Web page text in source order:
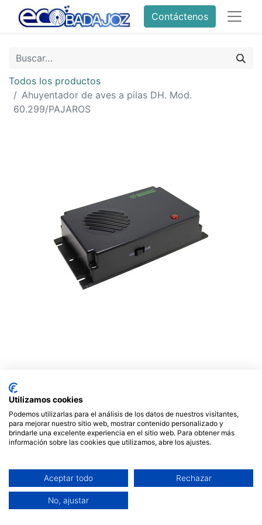
Contáctenos
Todos los productos
Ahuyentador de aves a pilas DH. Mod.
60.299/PAJAROS
Ahuyentador de aves a pilas
DH. Mod. 60.299/PAJAROS
34,99€
Reciba una notificación cuando vuelva a estar
disponible
Utilizamos cookies
Podemos utilizarlas para el análisis de los datos de nuestros visitantes,
para mejorar nuestro sitio web, mostrar contenido personalizado y
brindarle una excelente experiencia en el sitio web. Para obtener más
información sobre las cookies que utilizamos, abre los ajustes.
Aceptar todo Rechazar
No, ajustar